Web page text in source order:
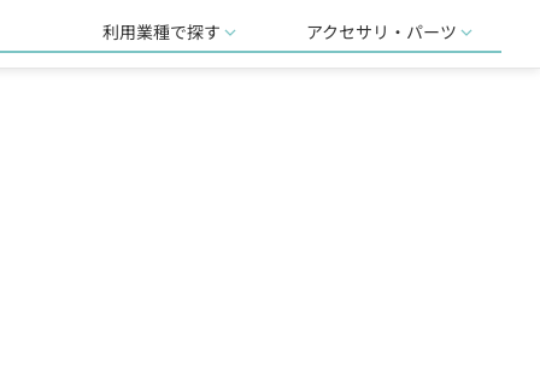
利用業種で探す アクセサリ・パーツ